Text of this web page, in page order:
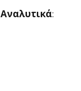
Αναλυτικά: